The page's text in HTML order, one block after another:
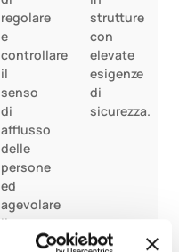
regolare
e
controllare
il
senso
di
afflusso
delle
persone
ed
agevolare
il
passaggio
strutture
con
elevate
esigenze
di
sicurezza.